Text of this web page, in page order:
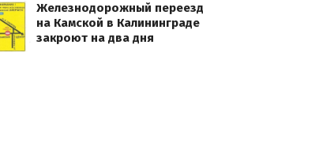
Железнодорожный переезд
на Камской в Калининграде
закроют на два дня